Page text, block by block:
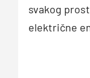
svakog
električne